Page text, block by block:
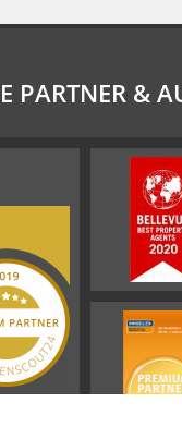
PARTNER &